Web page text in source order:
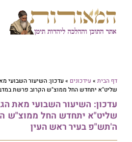
דף הבית » עידכונים » עדכון: השיעור השבועי
שליט"א יתחדש החל ממוצ"ש הקרוב פרשת
עדכון: השיעור השבועי מאת
שליט"א יתחדש החל ממוצ"ש
ה'תש"פ בעיר ראש העין